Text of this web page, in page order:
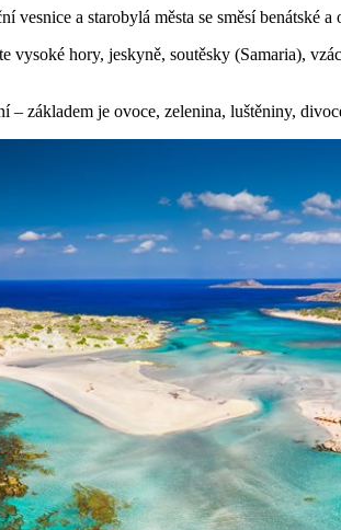
vesnice a starobylá města se směsí benátské
vysoké hory, jeskyně, soutěsky (Samaria),
– základem je ovoce, zelenina, luštěniny,